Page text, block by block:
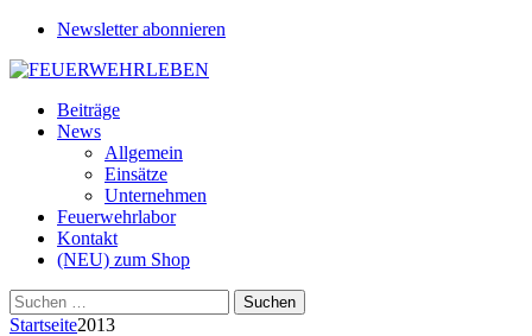
Newsletter abonnieren
Beiträge
News
Allgemein
Einsätze
Unternehmen
Feuerwehrlabor
Kontakt
(NEU) zum Shop
Suchen
nach:
Startseite2013